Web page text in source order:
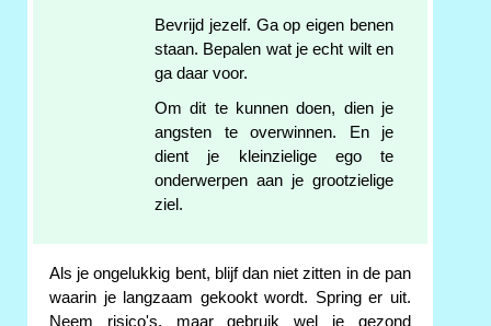
Bevrijd jezelf. Ga op eigen benen
staan. Bepalen wat je echt wilt en
ga daar voor.
Om dit te kunnen doen, dien je
angsten te overwinnen. En je
dient je kleinzielige ego te
onderwerpen aan je grootzielige
ziel.
Als je ongelukkig bent, blijf dan niet zitten in de pan
waarin je langzaam gekookt wordt. Spring er uit.
Neem risico's, maar gebruik wel je gezond